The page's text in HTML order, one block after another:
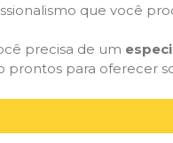
que você
precisa de um
prontos para oferecer